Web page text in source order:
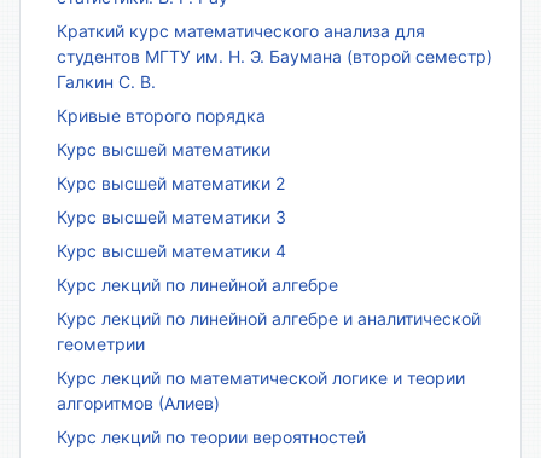
Краткий курс математического анализа для
студентов МГТУ им. Н. Э. Баумана (второй семестр)
Галкин С. В.
Кривые второго порядка
Курс высшей математики
Курс высшей математики 2
Курс высшей математики 3
Курс высшей математики 4
Курс лекций по линейной алгебре
Курс лекций по линейной алгебре и аналитической
геометрии
Курс лекций по математической логике и теории
алгоритмов (Алиев)
Курс лекций по теории вероятностей